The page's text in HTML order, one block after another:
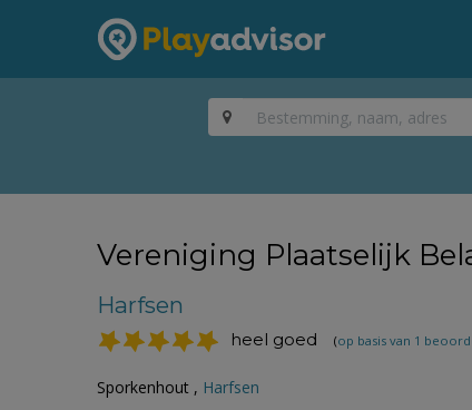
Vereniging Plaatselijk
Harfsen
heel goed (op basis van 1
Sporkenhout , Harfsen